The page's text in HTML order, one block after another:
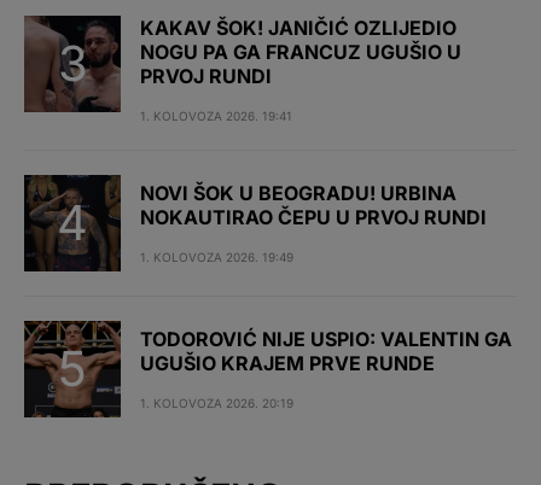
KAKAV ŠOK! JANIČIĆ OZLIJEDIO
NOGU PA GA FRANCUZ UGUŠIO U
PRVOJ RUNDI
1. KOLOVOZA 2026. 19:41
NOVI ŠOK U BEOGRADU! URBINA
NOKAUTIRAO ČEPU U PRVOJ RUNDI
1. KOLOVOZA 2026. 19:49
TODOROVIĆ NIJE USPIO: VALENTIN GA
UGUŠIO KRAJEM PRVE RUNDE
1. KOLOVOZA 2026. 20:19